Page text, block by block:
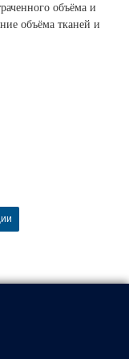
объёма и
объёма тканей и